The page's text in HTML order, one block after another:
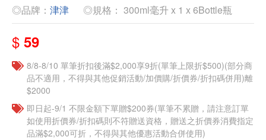
◎品牌： 津津 ◎規格： 300ml毫升 x 1 x 6Bottle瓶
$ 59
8/8-8/10 單筆折扣後滿$2,000享9折(單筆上限折$500)(部分商
品不適用，不得與其他促銷活動/加價購/折價券/折扣碼併用)離
$2000
即日起-9/1 不限金額下單贈$200券(單筆不累贈，請注意訂單
如使用折價券/折扣碼則不符贈送資格，贈送之折價券消費指定
品滿$2,000可折，不得與其他優惠活動合併使用)